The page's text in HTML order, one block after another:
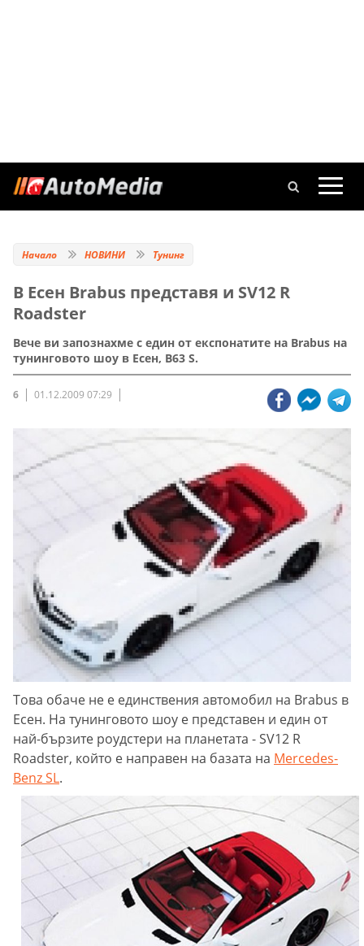
Начало НОВИНИ Тунинг
В Есен Brabus представя и SV12 R
Roadster
Вече ви запознахме с един от експонатите на Brabus на
тунинговото шоу в Есен, В63 S.
6 01.12.2009 07:29
Това обаче не е единствения автомобил на Brabus в
Есен. На тунинговото шоу е представен и един от
най-бързите роудстери на планетата - SV12 R
Roadster, който е направен на базата на Mercedes-
Benz SL.